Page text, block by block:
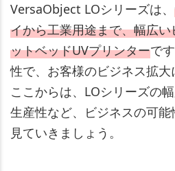
VersaObject LOシリーズは、
イから工業用途まで、幅広
ットベッドUVプリンターで
性で、お客様のビジネス拡大
ここからは、LOシリーズの
生産性など、ビジネスの可
見ていきましょう。